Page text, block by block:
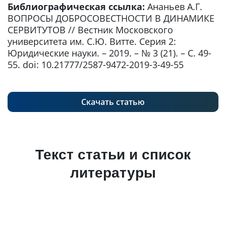
Библиографическая ссылка: Ананьев А.Г.
ВОПРОСЫ ДОБРОСОВЕСТНОСТИ В ДИНАМИКЕ
СЕРВИТУТОВ // Вестник Московского
университета им. С.Ю. Витте. Серия 2:
Юридические науки. – 2019. – № 3 (21). – С. 49-
55. doi: 10.21777/2587-9472-2019-3-49-55
Скачать статью
Текст статьи и список
литературы